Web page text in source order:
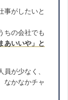
事がしたいと
ちの会社でも
あいいや」と
が少なく、
なかなかチャ